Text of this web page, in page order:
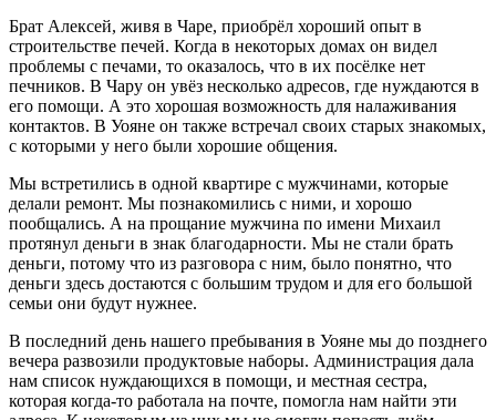
Брат Алексей, живя в Чаре, приобрёл хороший опыт в
строительстве печей. Когда в некоторых домах он видел
проблемы с печами, то оказалось, что в их посёлке нет
печников. В Чару он увёз несколько адресов, где нуждаются в
его помощи. А это хорошая возможность для налаживания
контактов. В Уояне он также встречал своих старых знакомых,
с которыми у него были хорошие общения.
Мы встретились в одной квартире с мужчинами, которые
делали ремонт. Мы познакомились с ними, и хорошо
пообщались. А на прощание мужчина по имени Михаил
протянул деньги в знак благодарности. Мы не стали брать
деньги, потому что из разговора с ним, было понятно, что
деньги здесь достаются с большим трудом и для его большой
семьи они будут нужнее.
В последний день нашего пребывания в Уояне мы до позднего
вечера развозили продуктовые наборы. Администрация дала
нам список нуждающихся в помощи, и местная сестра,
которая когда-то работала на почте, помогла нам найти эти